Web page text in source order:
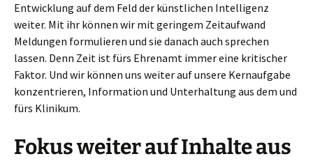
Entwicklung auf dem Feld der künstlichen Intelligenz
weiter. Mit ihr können wir mit geringem Zeitaufwand
Meldungen formulieren und sie danach auch sprechen
lassen. Denn Zeit ist fürs Ehrenamt immer eine kritischer
Faktor. Und wir können uns weiter auf unsere Kernaufgabe
konzentrieren, Information und Unterhaltung aus dem und
fürs Klinikum.
Fokus weiter auf Inhalte aus